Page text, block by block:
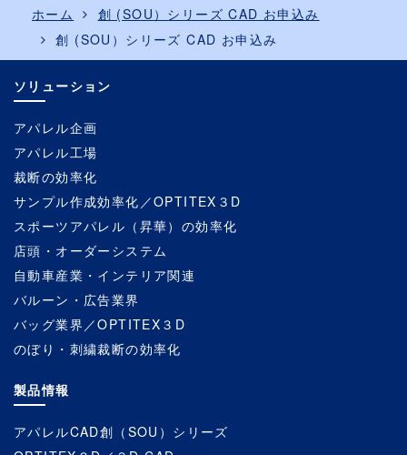
ホーム
創 (SOU）シリーズ CAD お申込み
創 (SOU）シリーズ CAD お申込み
ソリューション
アパレル企画
アパレル工場
裁断の効率化
サンプル作成効率化／OPTITEX３D
スポーツアパレル（昇華）の効率化
店頭・オーダーシステム
自動車産業・インテリア関連
バルーン・広告業界
バッグ業界／OPTITEX３D
のぼり・刺繍裁断の効率化
製品情報
アパレルCAD創（SOU）シリーズ